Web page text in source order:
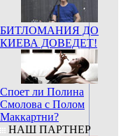
БИТЛОМАНИЯ ДО
КИЕВА ДОВЕДЕТ!
Споет ли Полина
Смолова с Полом
Маккартни?
НАШ ПАРТНЕР